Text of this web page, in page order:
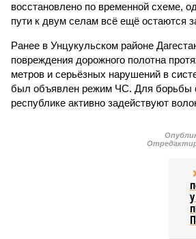
восстановлено по временной схеме,
пути к двум селам всё ещё остаются
Ранее в Унцукульском районе
повреждения дорожного полотна
метров и серьёзных нарушений в
был объявлен режим ЧС. Для борьбы
республике активно задействуют